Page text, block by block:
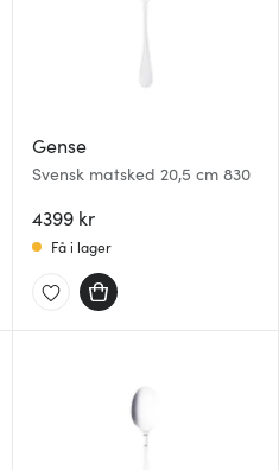
Gense
Svensk matsked 20,5 cm 830
4399 kr
Få i lager